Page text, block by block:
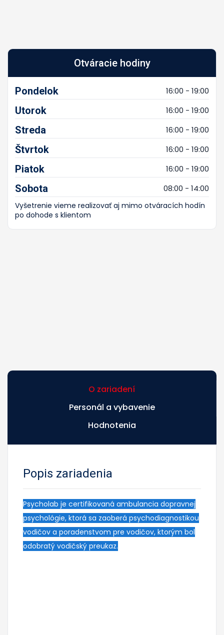
Otváracie hodiny
Pondelok 16:00 - 19:00
Utorok 16:00 - 19:00
Streda 16:00 - 19:00
Štvrtok 16:00 - 19:00
Piatok 16:00 - 19:00
Sobota 08:00 - 14:00
Vyšetrenie vieme realizovať aj mimo otváracích hodín
po dohode s klientom
O zariadení
Personál a vybavenie
Hodnotenia
Popis zariadenia
Psycholab je certifikovaná ambulancia dopravnej
psychológie, ktorá sa zaoberá psychodiagnostikou
vodičov a poradenstvom pre vodičov, ktorým bol
odobratý vodičský preukaz.